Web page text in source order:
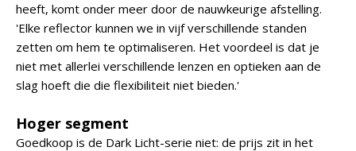
heeft, komt onder meer door de nauwkeurige afstelling.
'Elke reflector kunnen we in vijf verschillende standen
zetten om hem te optimaliseren. Het voordeel is dat je
niet met allerlei verschillende lenzen en optieken aan de
slag hoeft die die flexibiliteit niet bieden.'
Hoger segment
Goedkoop is de Dark Licht-serie niet: de prijs zit in het